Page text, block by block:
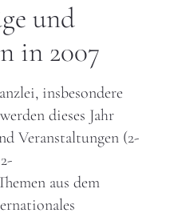
und
in 2007
insbesondere
dieses Jahr
Veranstaltungen (2-
aus dem